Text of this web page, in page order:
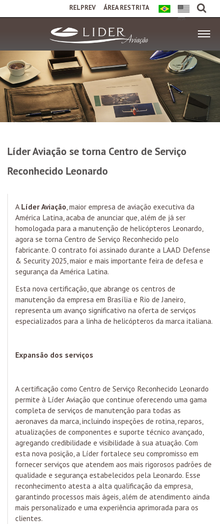
RELPREV ÁREA RESTRITA
Líder Aviação se torna Centro de Serviço
Reconhecido Leonardo
A Líder Aviação, maior empresa de aviação executiva da
América Latina, acaba de anunciar que, além de já ser
homologada para a manutenção de helicópteros Leonardo,
agora se torna Centro de Serviço Reconhecido pelo
fabricante. O contrato foi assinado durante a LAAD Defense
& Security 2025, maior e mais importante feira de defesa e
segurança da América Latina.
Esta nova certificação, que abrange os centros de
manutenção da empresa em Brasília e Rio de Janeiro,
representa um avanço significativo na oferta de serviços
especializados para a linha de helicópteros da marca italiana.
Expansão dos serviços
A certificação como Centro de Serviço Reconhecido Leonardo
permite à Líder Aviação que continue oferecendo uma gama
completa de serviços de manutenção para todas as
aeronaves da marca, incluindo inspeções de rotina, reparos,
atualizações de componentes e suporte técnico avançado,
agregando credibilidade e visibilidade à sua atuação. Com
esta nova posição, a Líder fortalece seu compromisso em
fornecer serviços que atendem aos mais rigorosos padrões de
qualidade e segurança estabelecidos pela Leonardo. Esse
reconhecimento atesta a alta qualificação da empresa,
garantindo processos mais ágeis, além de atendimento ainda
mais personalizado e uma experiência aprimorada para os
clientes.